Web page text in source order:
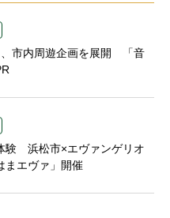
市内周遊企画を展開 「音
験 浜松市×エヴァンゲリオ
まエヴァ」開催